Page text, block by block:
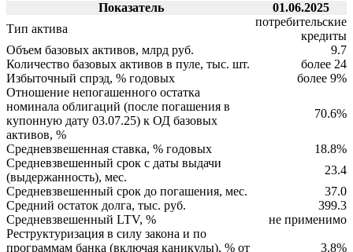
Показатель
01.06.2025
Тип актива
потребительские
кредиты
Объем базовых активов, млрд руб.
9.7
Количество базовых активов в пуле, тыс. шт.
более 24
Избыточный спрэд, % годовых
более 9%
Отношение непогашенного остатка
номинала облигаций (после погашения в
купонную дату 03.07.25) к ОД базовых
активов, %
70.6%
Средневзвешенная ставка, % годовых
18.8%
Средневзвешенный срок с даты выдачи
(выдержанность), мес.
23.4
Средневзвешенный срок до погашения, мес.
37.0
Средний остаток долга, тыс. руб.
399.3
Средневзвешенный LTV, %
не применимо
Реструктуризация в силу закона и по
программам банка (включая каникулы), % от
3.8%